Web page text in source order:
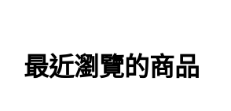
最近瀏覽的商品